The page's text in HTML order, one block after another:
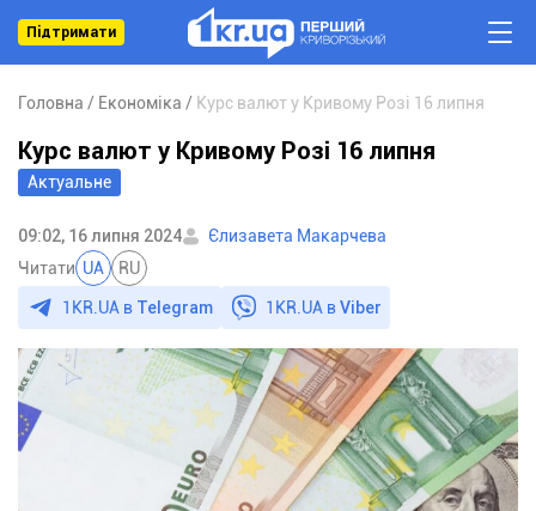
Підтримати
Головна Економіка Курс валют у Кривому Розі 16 липня
Актуальне
Курс валют у Кривому Розі 16 липня
09:02, 16 липня 2024
Єлизавета Макарчева
Читати UA RU
1KR.UA в Telegram 1KR.UA вViber